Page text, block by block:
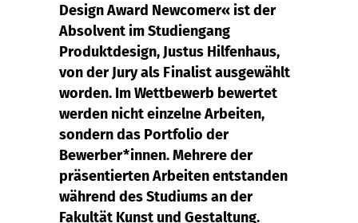
Design Award Newcomer« ist der
Absolvent im Studiengang
Produktdesign, Justus Hilfenhaus,
von der Jury als Finalist ausgewählt
worden. Im Wettbewerb bewertet
werden nicht einzelne Arbeiten,
sondern das Portfolio der
Bewerber*innen. Mehrere der
präsentierten Arbeiten entstanden
während des Studiums an der
Fakultät Kunst und Gestaltung.